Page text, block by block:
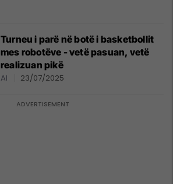
Turneu i parë në botë i basketbollit
mes robotëve - vetë pasuan, vetë
realizuan pikë
AI 23/07/2025